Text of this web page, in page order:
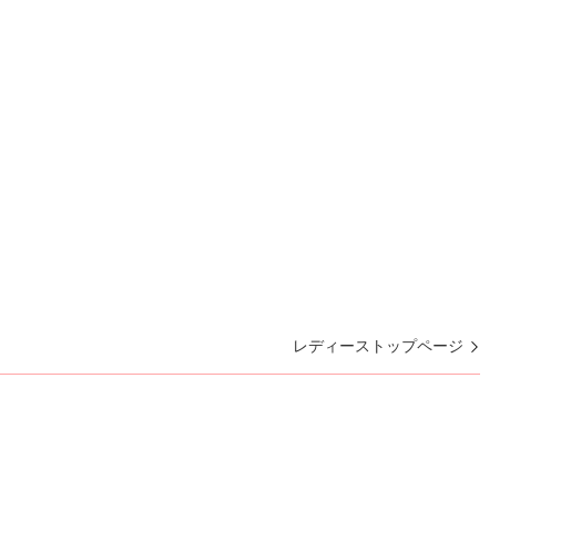
レディーストップページ